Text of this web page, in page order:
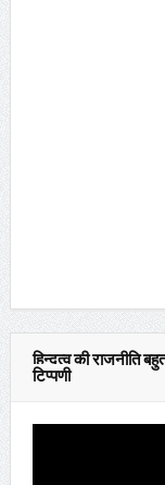
हिन्दुत्व की राजनीति
टिप्पणी